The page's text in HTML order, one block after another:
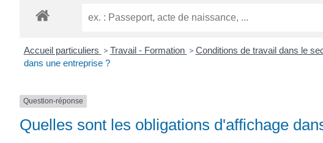
Accueil particuliers > Travail - Formation > Conditions de travail dans le
dans une entreprise ?
Question-réponse
Quelles sont les obligations d'affichage